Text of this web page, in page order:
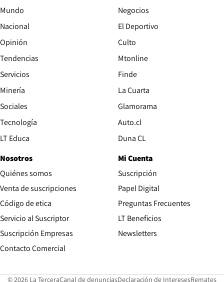
Mundo
Nacional
Opinión
Tendencias
Servicios
Minería
Sociales
Tecnología
LT Educa
Negocios
El Deportivo
Culto
Mtonline
Finde
La Cuarta
Glamorama
Auto.cl
Duna CL
Nosotros
Quiénes somos
Venta de suscripciones
Código de etica Opens in new window
Servicio al Suscriptor
Suscripción Empresas
Contacto Comercial
Mi Cuenta
Suscripción
Papel Digital
Preguntas Frecuentes
LT Beneficios
Newsletters
© 2026 La TerceraCanal de denunciasOpens in new window
Declaración de InteresesOpens in
Remates